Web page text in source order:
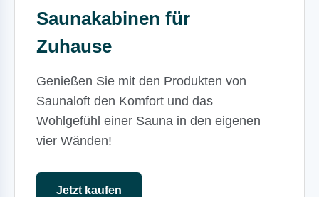
Saunakabinen für
Zuhause
Genießen Sie mit den Produkten von
Saunaloft den Komfort und das
Wohlgefühl einer Sauna in den eigenen
vier Wänden!
Jetzt kaufen